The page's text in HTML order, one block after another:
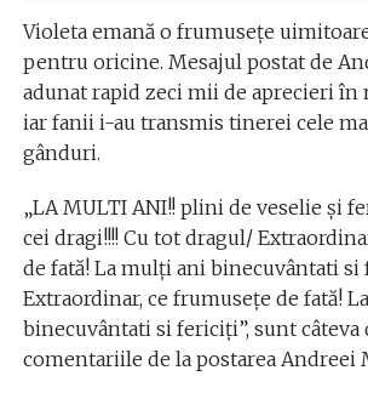
Violeta emană o frumusețe
pentru oricine. Mesajul postat de
adunat rapid zeci mii de aprecieri în
iar fanii i-au transmis tinerei cele
gânduri.
„LA MULTI ANI!! plini de veselie și
cei dragi!!!! Cu tot dragul/
de fată! La mulți ani binecuvântati
Extraordinar, ce frumusețe de fată!
binecuvântati si fericiți”, sunt câteva
comentariile de la postarea Andreei